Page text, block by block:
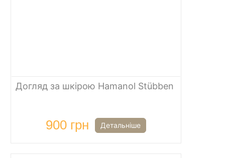
Догляд за шкірою Hamanol Stübben
900 грн Детальніше